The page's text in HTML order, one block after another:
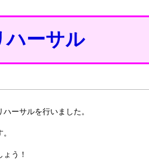
ハーサル
ーサルを行いました。
う！